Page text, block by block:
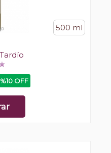
500 ml
%10 OFF